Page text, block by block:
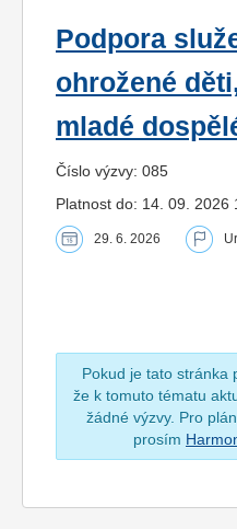
Podpora
ohrožené
mladé
Číslo výzvy: 085
Platnost do: 14. 09. 2026
29. 6. 2026
Pokud je tato stránka
že k tomuto tématu
žádné výzvy. Pro
prosím